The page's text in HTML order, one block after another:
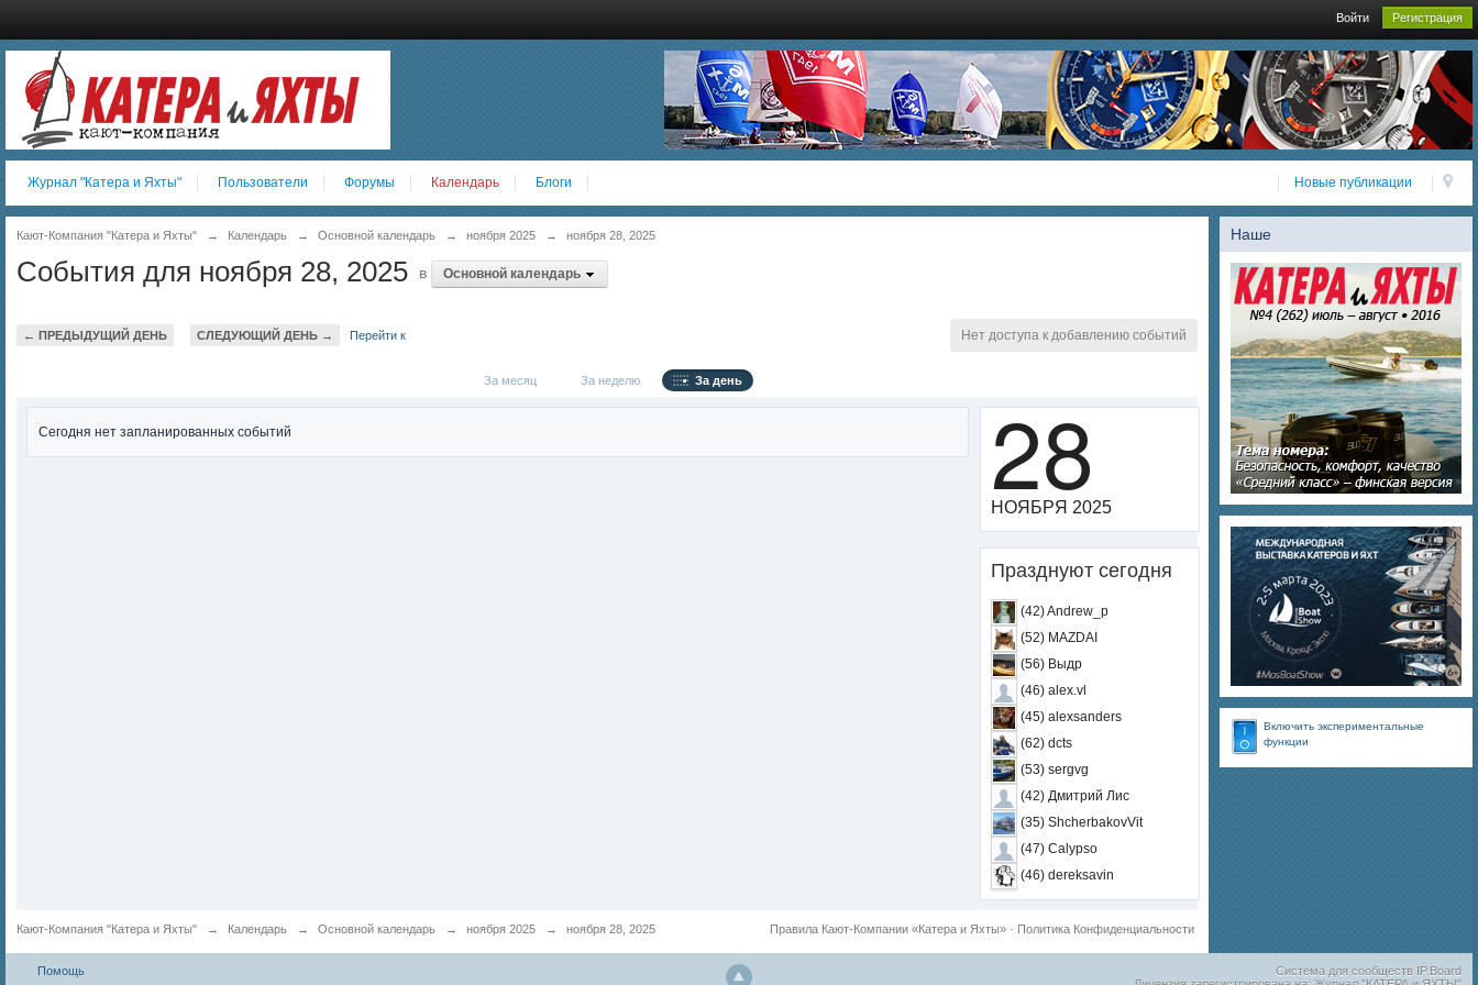
Войти Регистрация
Новые публикации
Журнал "Катера и Яхты" Пользователи Форумы Календарь Блоги
Наше
Включить экспериментальные
функции
Кают-Компания "Катера и Яхты" → Календарь → Основной календарь → ноября 2025 → ноября 28, 2025
События для ноября 28, 2025 в Основной календарь
← ПРЕДЫДУЩИЙ ДЕНЬ СЛЕДУЮЩИЙ ДЕНЬ → Перейти к Нет доступа к добавлению событий
За месяц За неделю За день
Сегодня нет запланированных событий 28
НОЯБРЯ 2025
Празднуют сегодня
(42) Andrew_p
(52) MAZDAI
(56) Выдр
(46) alex.vl
(45) alexsanders
(62) dcts
(53) sergvg
(42) Дмитрий Лис
(35) ShcherbakovVit
(47) Calypso
(46) dereksavin
Кают-Компания "Катера и Яхты" → Календарь → Основной календарь → ноября 2025 → ноября 28, 2025 Политика Конфиденциальности
Правила Кают-Компании «Катера и Яхты» ·
Помощь Система для сообществ IP.Board